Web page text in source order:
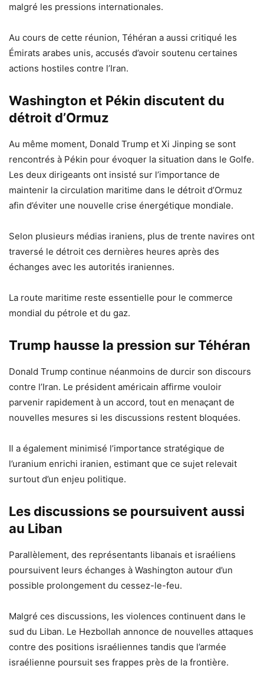
malgré les pressions internationales.
Au cours de cette réunion, Téhéran a aussi critiqué les
Émirats arabes unis, accusés d’avoir soutenu certaines
actions hostiles contre l’Iran.
Washington et Pékin discutent du
détroit d’Ormuz
Au même moment, Donald Trump et Xi Jinping se sont
rencontrés à Pékin pour évoquer la situation dans le Golfe.
Les deux dirigeants ont insisté sur l’importance de
maintenir la circulation maritime dans le détroit d’Ormuz
afin d’éviter une nouvelle crise énergétique mondiale.
Selon plusieurs médias iraniens, plus de trente navires ont
traversé le détroit ces dernières heures après des
échanges avec les autorités iraniennes.
La route maritime reste essentielle pour le commerce
mondial du pétrole et du gaz.
Trump hausse la pression sur Téhéran
Donald Trump continue néanmoins de durcir son discours
contre l’Iran. Le président américain affirme vouloir
parvenir rapidement à un accord, tout en menaçant de
nouvelles mesures si les discussions restent bloquées.
Il a également minimisé l’importance stratégique de
l’uranium enrichi iranien, estimant que ce sujet relevait
surtout d’un enjeu politique.
Les discussions se poursuivent aussi
au Liban
Parallèlement, des représentants libanais et israéliens
poursuivent leurs échanges à Washington autour d’un
possible prolongement du cessez-le-feu.
Malgré ces discussions, les violences continuent dans le
sud du Liban. Le Hezbollah annonce de nouvelles attaques
contre des positions israéliennes tandis que l’armée
israélienne poursuit ses frappes près de la frontière.